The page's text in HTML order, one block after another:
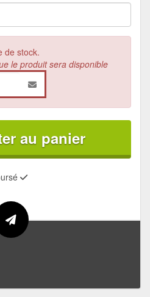
de stock.
le produit sera disponible
au panier